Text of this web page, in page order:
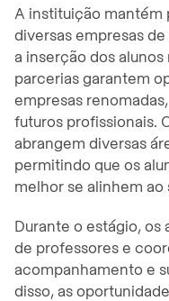
A instituição mantém
diversas empresas
a inserção dos
parcerias garantem
empresas
futuros profissionais.
abrangem diversas
permitindo que os
melhor se alinhem ao
Durante o estágio, os
de professores e
acompanhamento e
disso, as